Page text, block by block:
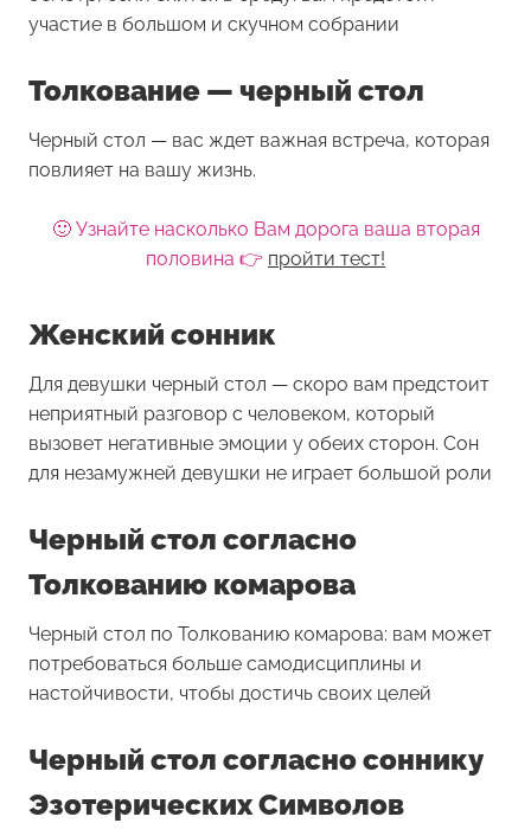
участие в большом и скучном собрании
Толкование — черный стол
Черный стол — вас ждет важная встреча, которая
повлияет на вашу жизнь.
🙂 Узнайте насколько Вам дорога ваша вторая
половина 👉 пройти тест!
Женский сонник
Для девушки черный стол — скоро вам предстоит
неприятный разговор с человеком, который
вызовет негативные эмоции у обеих сторон. Сон
для незамужней девушки не играет большой роли
Черный стол согласно
Толкованию комарова
Черный стол по Толкованию комарова: вам может
потребоваться больше самодисциплины и
настойчивости, чтобы достичь своих целей
Черный стол согласно соннику
Эзотерических Символов